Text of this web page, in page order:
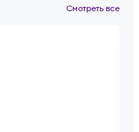
Смотреть все